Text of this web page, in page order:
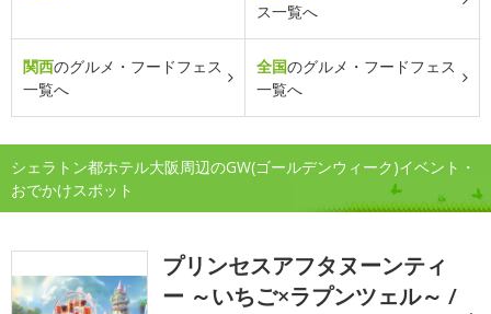
ス一覧へ
関西のグルメ・フードフェス
一覧へ
全国のグルメ・フードフェス
一覧へ
シェラトン都ホテル大阪周辺のGW(ゴールデンウィーク)イベント・
おでかけスポット
プリンセスアフタヌーンティ
ー ～いちご×ラプンツェル～ /